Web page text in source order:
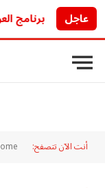
عاجل برنامج العودة
أنت الآن تتصفح: